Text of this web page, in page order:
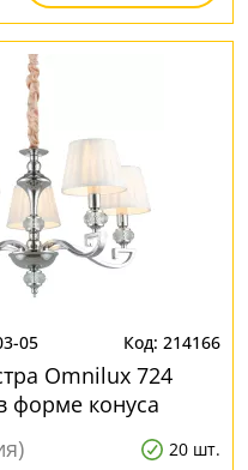
05 214166
Omnilux 724
форме конуса
20 шт.